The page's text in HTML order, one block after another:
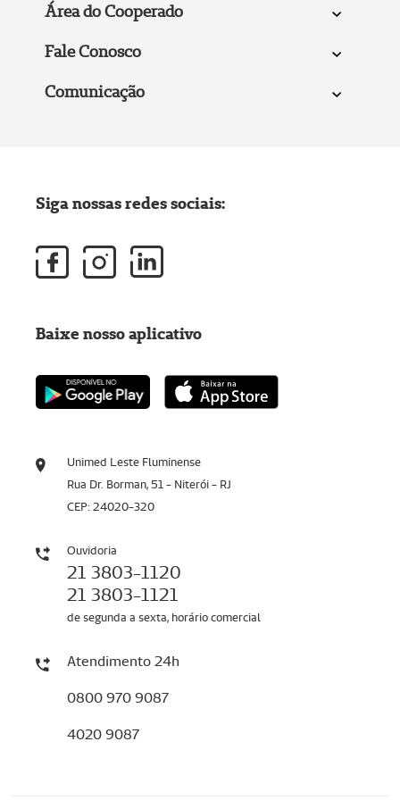
Área do Cooperado
Fale Conosco
Comunicação
Unimed Leste Fluminense
Rua Dr. Borman, 51 - Niterói - RJ
CEP: 24020-320
Ouvidoria
21 3803-1120
21 3803-1121
de segunda a sexta, horário comercial
Atendimento 24h
0800 970 9087
4020 9087
Siga nossas redes sociais:
Baixe nosso aplicativo